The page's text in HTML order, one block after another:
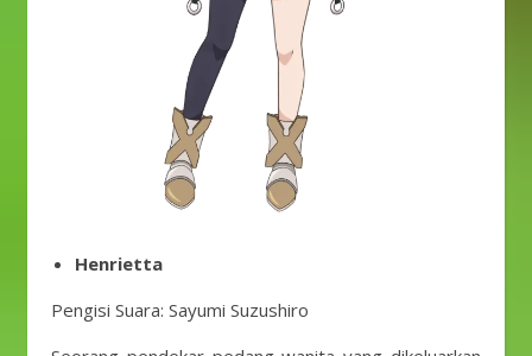
Henrietta
Pengisi Suara: Sayumi Suzushiro